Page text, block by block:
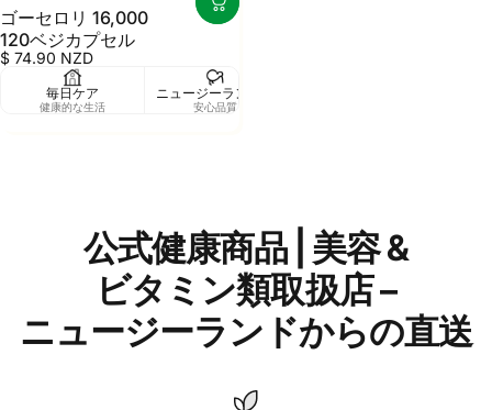
ゴーセロリ 16,000
120ベジカプセル
$ 74.90 NZD
毎日ケア
健康的な生活
ニュージーランド製
安心品質
公式健康商品 美容&
ビタミン類取扱店–
ニュージーランドからの直送